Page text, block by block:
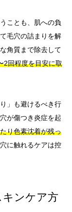
ことも、肌への負
毛穴の詰まりを解
角質まで除去して
2回程度を目安に取
」も避けるべき行
が傷つき炎症を起
り色素沈着が残っ
に触れるケアは控
キンケア方